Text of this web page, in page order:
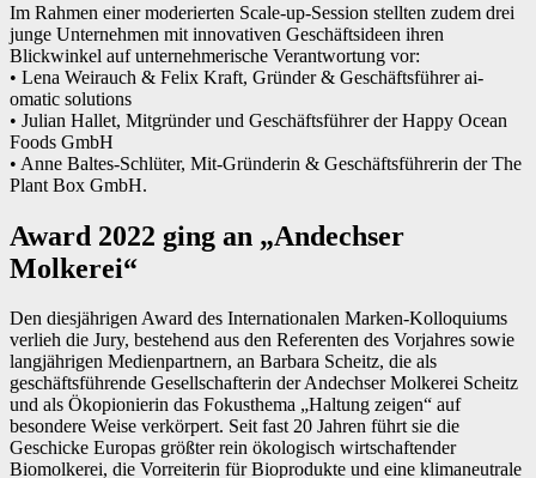
Im Rahmen einer moderierten Scale-up-Session stellten zudem drei
junge Unternehmen mit innovativen Geschäftsideen ihren
Blickwinkel auf unternehmerische Verantwortung vor:
• Lena Weirauch & Felix Kraft, Gründer & Geschäftsführer ai-
omatic solutions
• Julian Hallet, Mitgründer und Geschäftsführer der Happy Ocean
Foods GmbH
• Anne Baltes-Schlüter, Mit-Gründerin & Geschäftsführerin der The
Plant Box GmbH.
Award 2022 ging an „Andechser
Molkerei“
Den diesjährigen Award des Internationalen Marken-Kolloquiums
verlieh die Jury, bestehend aus den Referenten des Vorjahres sowie
langjährigen Medienpartnern, an Barbara Scheitz, die als
geschäftsführende Gesellschafterin der Andechser Molkerei Scheitz
und als Ökopionierin das Fokusthema „Haltung zeigen“ auf
besondere Weise verkörpert. Seit fast 20 Jahren führt sie die
Geschicke Europas größter rein ökologisch wirtschaftender
Biomolkerei, die Vorreiterin für Bioprodukte und eine klimaneutrale